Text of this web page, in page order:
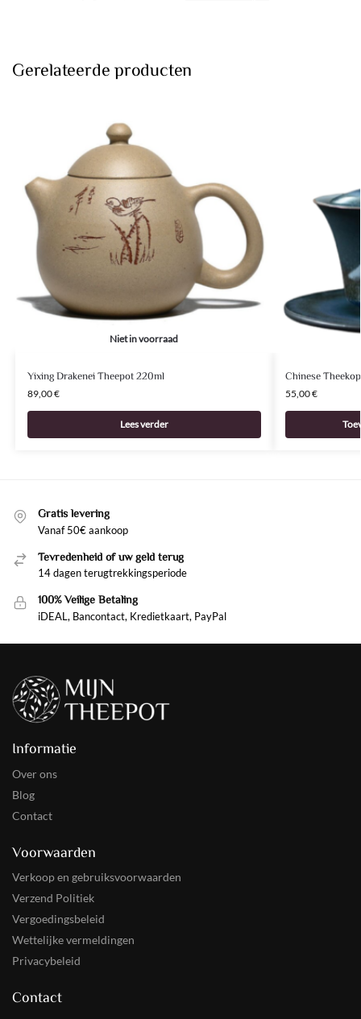
Gerelateerde producten
Niet in voorraad
Yixing Drakenei Theepot 220ml
89,00€
Lees verder
Chinese
55,00€
Gratis levering
Vanaf 50€ aankoop
Tevredenheid of uw geld terug
14 dagen terugtrekkingsperiode
100% Veilige Betaling
iDEAL, Bancontact, Kredietkaart, PayPal
Informatie
Over ons
Blog
Contact
Voorwaarden
Verkoop en gebruiksvoorwaarden
Verzend Politiek
Vergoedingsbeleid
Wettelijke vermeldingen
Privacybeleid
Contact